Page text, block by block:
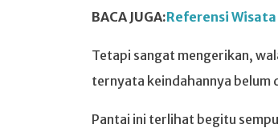
BACA JUGA:Referensi
Tetapi sangat mengerikan,
ternyata keindahannya belum
Pantai ini terlihat begitu